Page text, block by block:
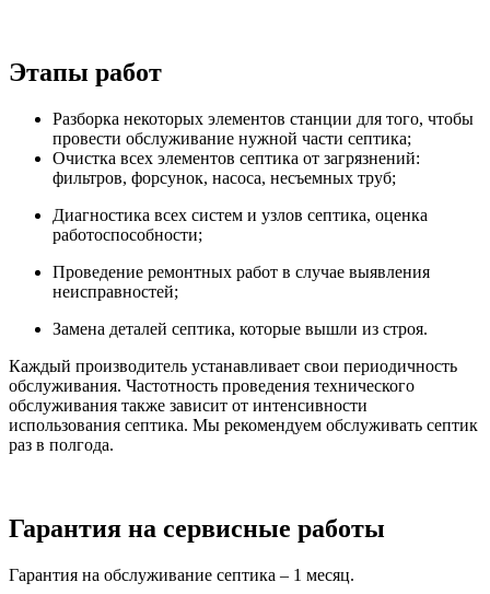
Этапы работ
Разборка некоторых элементов станции для того, чтобы
провести обслуживание нужной части септика;
Очистка всех элементов септика от загрязнений:
фильтров, форсунок, насоса, несъемных труб;
Диагностика всех систем и узлов септика, оценка
работоспособности;
Проведение ремонтных работ в случае выявления
неисправностей;
Замена деталей септика, которые вышли из строя.
Каждый производитель устанавливает свои периодичность
обслуживания. Частотность проведения технического
обслуживания также зависит от интенсивности
использования септика. Мы рекомендуем обслуживать септик
раз в полгода.
Гарантия на сервисные работы
Гарантия на обслуживание септика – 1 месяц.